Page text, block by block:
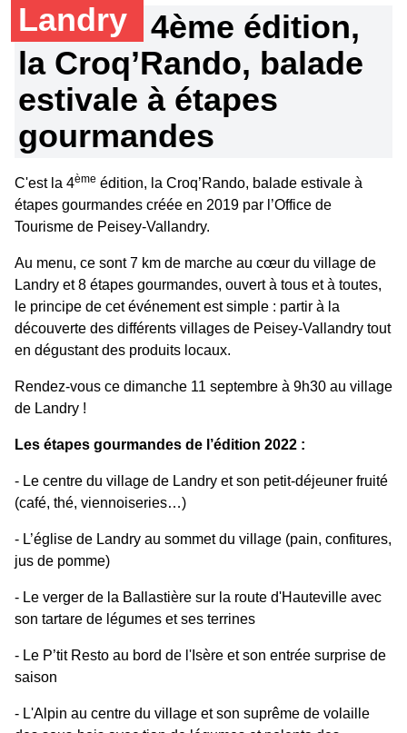
Landry
4ème édition,
la Croq’Rando, balade
estivale à étapes
gourmandes
C'est la 4ème édition, la Croq’Rando, balade estivale à
étapes gourmandes créée en 2019 par l’Office de
Tourisme de Peisey-Vallandry.
Au menu, ce sont 7 km de marche au cœur du village de
Landry et 8 étapes gourmandes, ouvert à tous et à toutes,
le principe de cet événement est simple : partir à la
découverte des différents villages de Peisey-Vallandry tout
en dégustant des produits locaux.
Rendez-vous ce dimanche 11 septembre à 9h30 au village
de Landry !
Les étapes gourmandes de l’édition 2022 :
- Le centre du village de Landry et son petit-déjeuner fruité
(café, thé, viennoiseries…)
- L’église de Landry au sommet du village (pain, confitures,
jus de pomme)
- Le verger de la Ballastière sur la route d'Hauteville avec
son tartare de légumes et ses terrines
- Le P’tit Resto au bord de l'Isère et son entrée surprise de
saison
- L'Alpin au centre du village et son suprême de volaille